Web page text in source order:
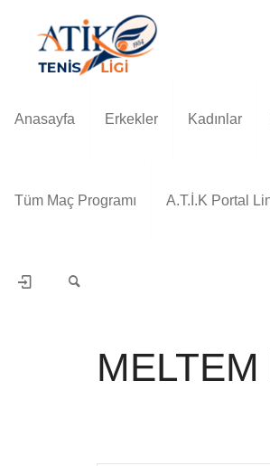
Anasayfa Erkekler Kadınlar
Tüm Maç Programı A.T.İ.K Portal